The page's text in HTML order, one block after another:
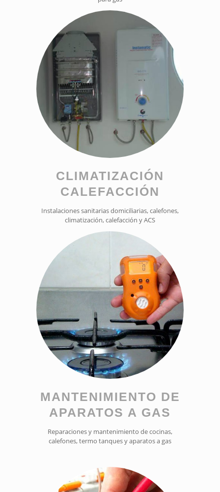
CLIMATIZACIÓN
CALEFACCIÓN
Instalaciones sanitarias domiciliarias, calefones,
climatización, calefacción y ACS
MANTENIMIENTO DE
APARATOS A GAS
Reparaciones y mantenimiento de cocinas,
calefones, termo tanques y aparatos a gas